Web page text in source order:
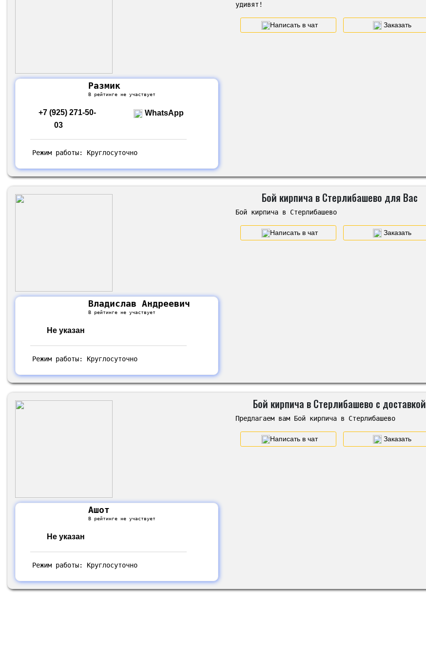
Размик
В рейтинге не участвует
+7 (925) 271-50-
03
WhatsApp
Режим работы: Круглосуточно
удивят!
Написать в чат Заказать
Владислав Андреевич
В рейтинге не участвует
Не указан
Режим работы: Круглосуточно
Бой кирпича в Стерлибашево для Вас
Бой кирпича в Стерлибашево
Написать в чат Заказать
Ашот
В рейтинге не участвует
Не указан
Режим работы: Круглосуточно
Бой кирпича в Стерлибашево с доставкой
Предлагаем вам Бой кирпича в Стерлибашево
Написать в чат Заказать